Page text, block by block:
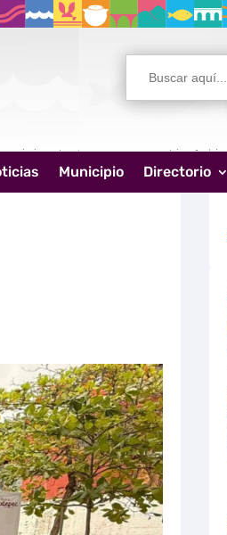
Buscar:
Municipio Directorio